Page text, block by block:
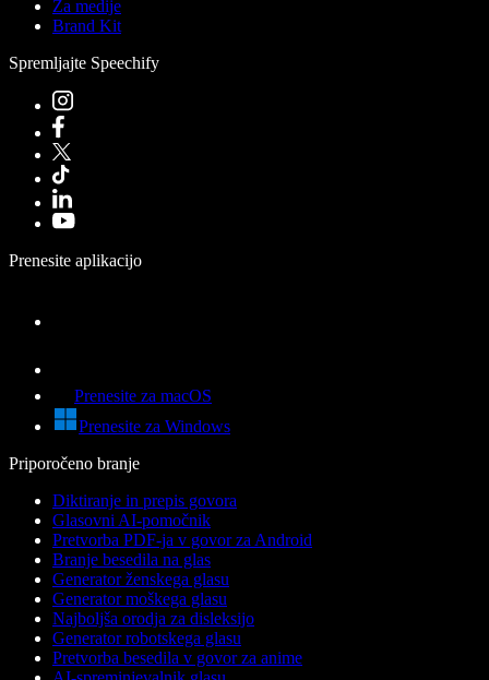
Za medije
Brand Kit
Spremljajte Speechify
Prenesite aplikacijo
Prenesite za macOS
Prenesite za Windows
Priporočeno branje
Diktiranje in prepis govora
Glasovni AI-pomočnik
Pretvorba PDF-ja v govor za Android
Branje besedila na glas
Generator ženskega glasu
Generator moškega glasu
Najboljša orodja za disleksijo
Generator robotskega glasu
Pretvorba besedila v govor za anime